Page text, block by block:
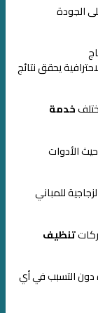
الجودة
يحقق نتائج
خدمة
الأدوات
للمباني
تنظيف
دون التسبب في أي